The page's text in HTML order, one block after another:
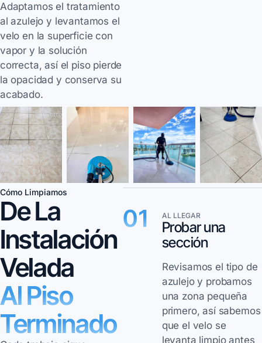
Adaptamos el tratamiento
al azulejo y levantamos el
velo en la superficie con
vapor y la solución
correcta, así el piso pierde
la opacidad y conserva su
acabado.
Cómo Limpiamos
De La
Instalación
Velada
Al Piso
Terminado
01 AL LLEGAR
Probar una
sección
Revisamos el tipo de
azulejo y probamos
una zona pequeña
primero, así sabemos
que el velo se
levanta limpio antes